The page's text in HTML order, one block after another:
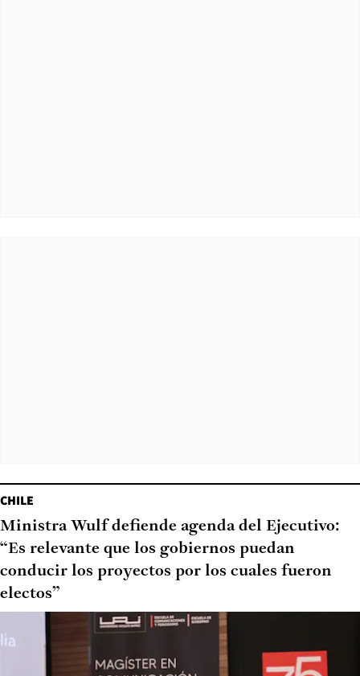
CHILE
Ministra Wulf defiende agenda del Ejecutivo:
“Es relevante que los gobiernos puedan
conducir los proyectos por los cuales fueron
electos”